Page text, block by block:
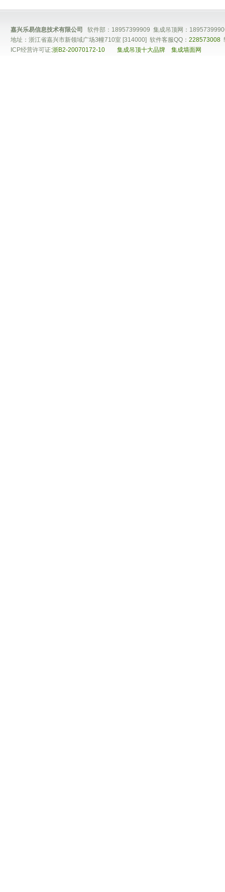
嘉兴乐易信息技术有限公司 软件部：18957399909 集成吊顶网：
地址：浙江省嘉兴市新领域广场3幢710室 [314000] 软件客服QQ： 228573008
ICP经营许可证:浙B2-20070172-10 集成吊顶十大品牌 集成墙面网